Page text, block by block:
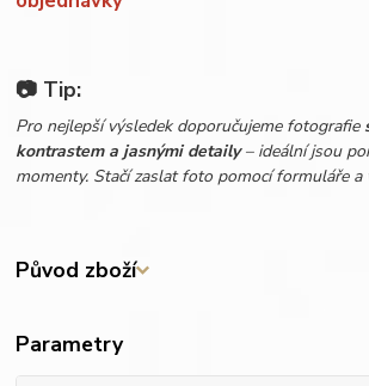
📷 Tip:
Pro nejlepší výsledek doporučujeme fotografie
kontrastem a jasnými detaily– ideální jsou
momenty. Stačí zaslat foto pomocí formuláře a
Původ zboží
Parametry